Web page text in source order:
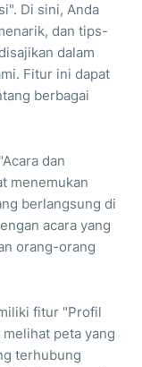
Di sini, Anda
dan tips-
dalam
Fitur ini dapat
berbagai
dan
menemukan
berlangsung di
acara yang
orang-orang
fitur "Profil
peta yang
terhubung